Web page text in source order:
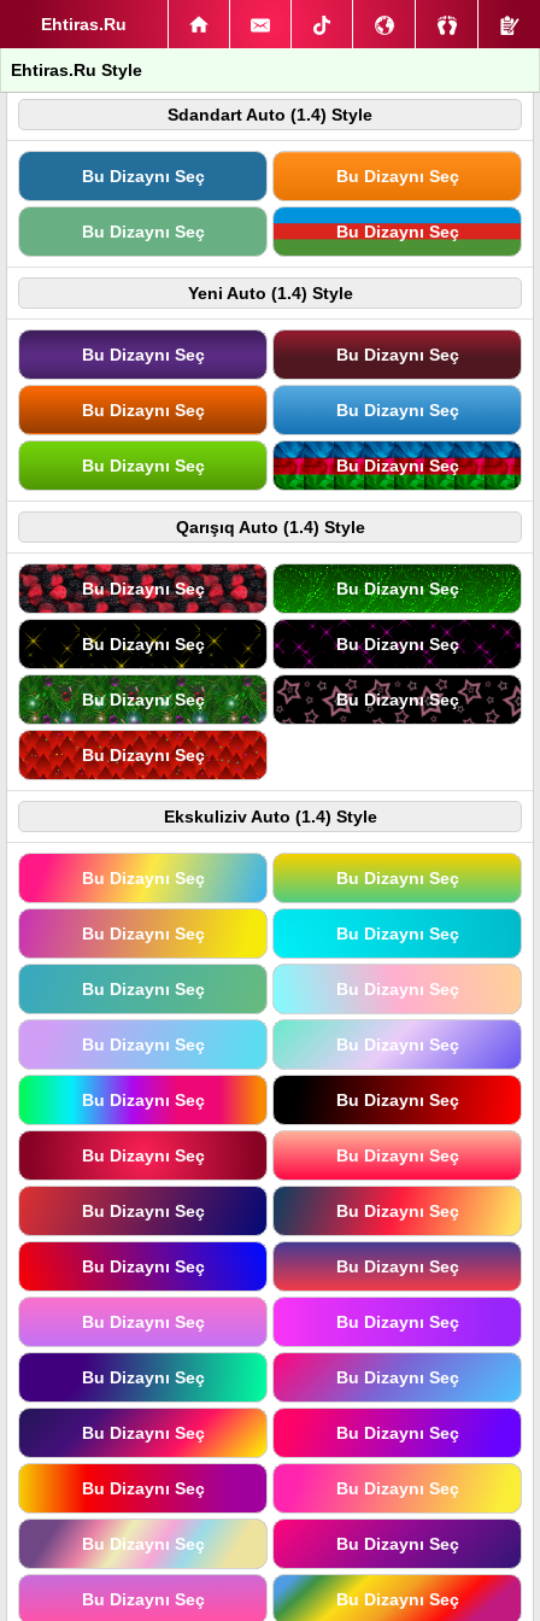
Ehtiras.Ru
Ehtiras.Ru Style
Sdandart Auto (1.4) Style
Bu Dizaynı Seç Bu Dizaynı Seç
Bu Dizaynı Seç Bu Dizaynı Seç
Yeni Auto (1.4) Style
Bu Dizaynı Seç Bu Dizaynı Seç
Bu Dizaynı Seç Bu Dizaynı Seç
Bu Dizaynı Seç Bu Dizaynı Seç
Qarışıq Auto (1.4) Style
Bu Dizaynı Seç Bu Dizaynı Seç
Bu Dizaynı Seç Bu Dizaynı Seç
Bu Dizaynı Seç Bu Dizaynı Seç
Bu Dizaynı Seç
Ekskuliziv Auto (1.4) Style
Bu Dizaynı Seç Bu Dizaynı Seç
Bu Dizaynı Seç Bu Dizaynı Seç
Bu Dizaynı Seç Bu Dizaynı Seç
Bu Dizaynı Seç Bu Dizaynı Seç
Bu Dizaynı Seç Bu Dizaynı Seç
Bu Dizaynı Seç Bu Dizaynı Seç
Bu Dizaynı Seç Bu Dizaynı Seç
Bu Dizaynı Seç Bu Dizaynı Seç
Bu Dizaynı Seç Bu Dizaynı Seç
Bu Dizaynı Seç Bu Dizaynı Seç
Bu Dizaynı Seç Bu Dizaynı Seç
Bu Dizaynı Seç Bu Dizaynı Seç
Bu Dizaynı Seç Bu Dizaynı Seç
Bu Dizaynı Seç Bu Dizaynı Seç